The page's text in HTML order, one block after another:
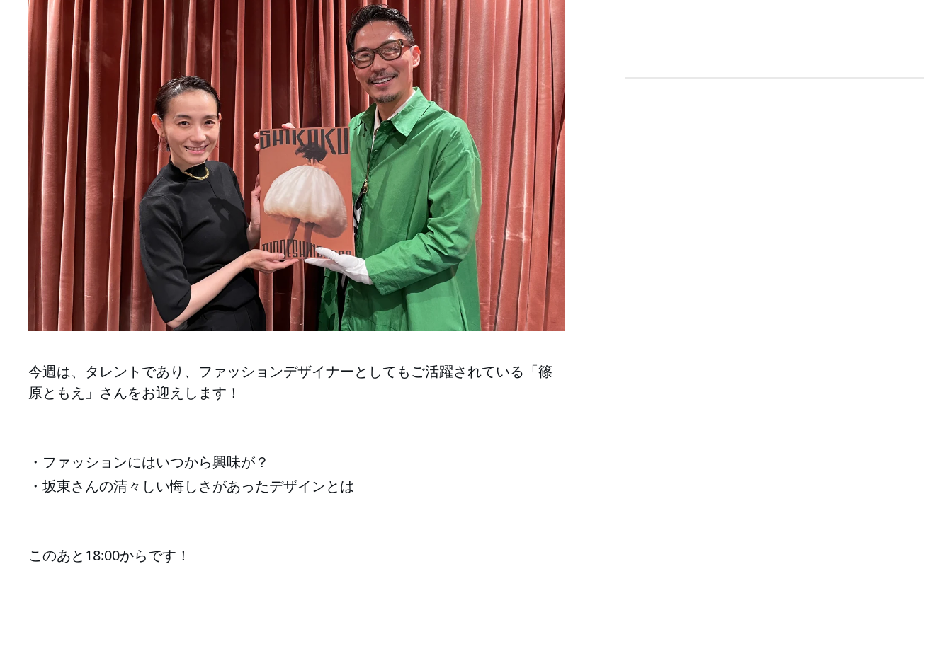
今週は、タレントであり、ファッションデザイナーとしてもご活躍されている「篠
原ともえ」さんをお迎えします！
・ファッションにはいつから興味が？
・坂東さんの清々しい悔しさがあったデザインとは
このあと18:00からです！